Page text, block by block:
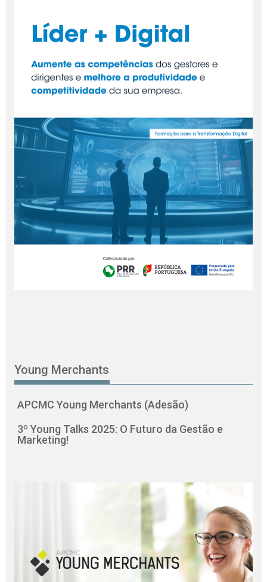
Young Merchants
APCMC Young Merchants (Adesão)
3º Young Talks 2025: O Futuro da Gestão e
Marketing!